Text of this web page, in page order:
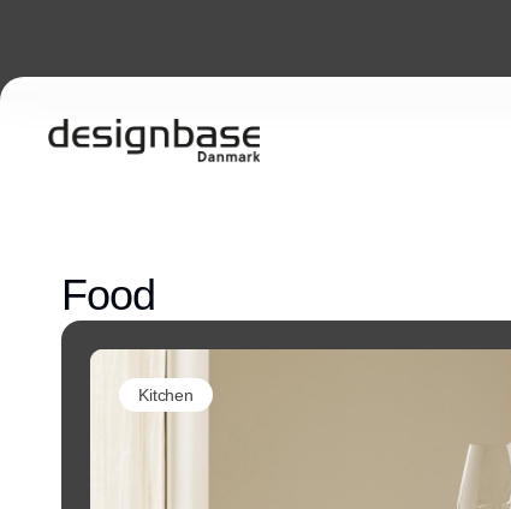
Food
Kitchen